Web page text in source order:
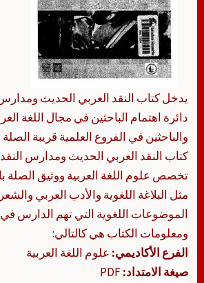
يدخل كتاب النقد العربي الحديث ومدارس
دائرة اهتمام الباحثين في مجال اللغة
والباحثين في الفروع العلمية قريبة
كتاب النقد العربي الحديث ومدارس
تخصص علوم اللغة العربية ووثيق الصلة
مثل البلاغة اللغوية والأدب العربي
الموضوعات اللغوية التي تهم الدارس
ومعلومات الكتاب هي كالتالي:
الفرع الأكاديمي: علوم اللغة العربية
صيغة الامتداد: